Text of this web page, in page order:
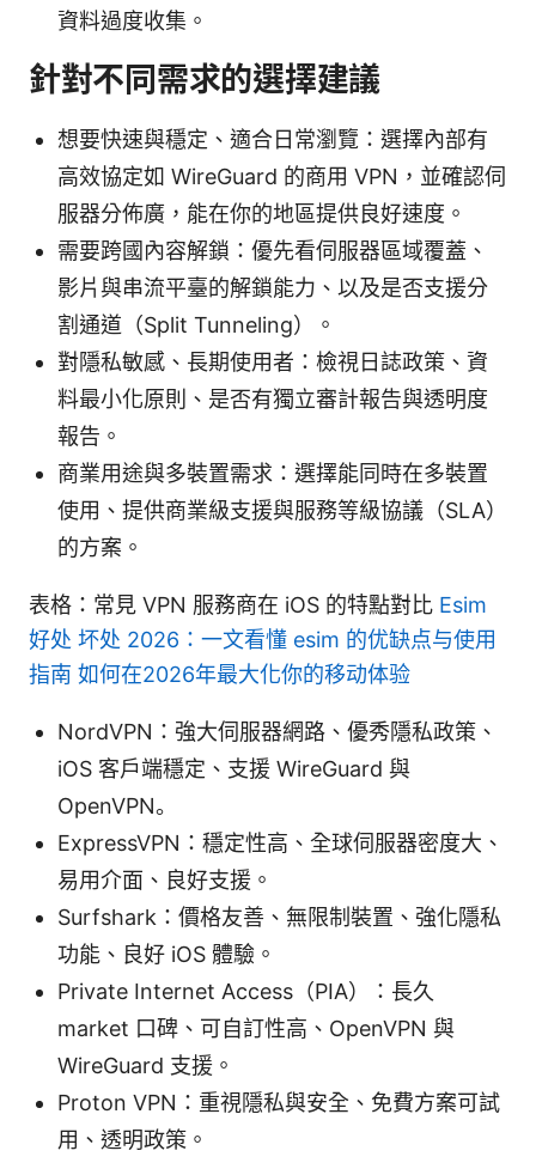
資料過度收集。
針對不同需求的選擇建議
想要快速與穩定、適合日常瀏覽：選擇內部有
高效協定如 WireGuard 的商用 VPN，並確認伺
服器分佈廣，能在你的地區提供良好速度。
需要跨國內容解鎖：優先看伺服器區域覆蓋、
影片與串流平臺的解鎖能力、以及是否支援分
割通道（Split Tunneling）。
對隱私敏感、長期使用者：檢視日誌政策、資
料最小化原則、是否有獨立審計報告與透明度
報告。
商業用途與多裝置需求：選擇能同時在多裝置
使用、提供商業級支援與服務等級協議（SLA）
的方案。
表格：常見 VPN 服務商在 iOS 的特點對比 Esim
好处 坏处 2026：一文看懂 esim 的优缺点与使用
指南 如何在2026年最大化你的移动体验
NordVPN：強大伺服器網路、優秀隱私政策、
iOS 客戶端穩定、支援 WireGuard 與
OpenVPN。
ExpressVPN：穩定性高、全球伺服器密度大、
易用介面、良好支援。
Surfshark：價格友善、無限制裝置、強化隱私
功能、良好 iOS 體驗。
Private Internet Access（PIA）：長久
market 口碑、可自訂性高、OpenVPN 與
WireGuard 支援。
Proton VPN：重視隱私與安全、免費方案可試
用、透明政策。